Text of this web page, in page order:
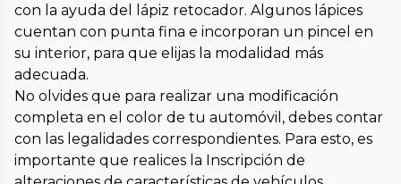
con la ayuda del lápiz retocador. Algunos lápices
cuentan con punta fina e incorporan un pincel en
su interior, para que elijas la modalidad más
adecuada.
No olvides que para realizar una modificación
completa en el color de tu automóvil, debes contar
con las legalidades correspondientes. Para esto, es
importante que realices la Inscripción de